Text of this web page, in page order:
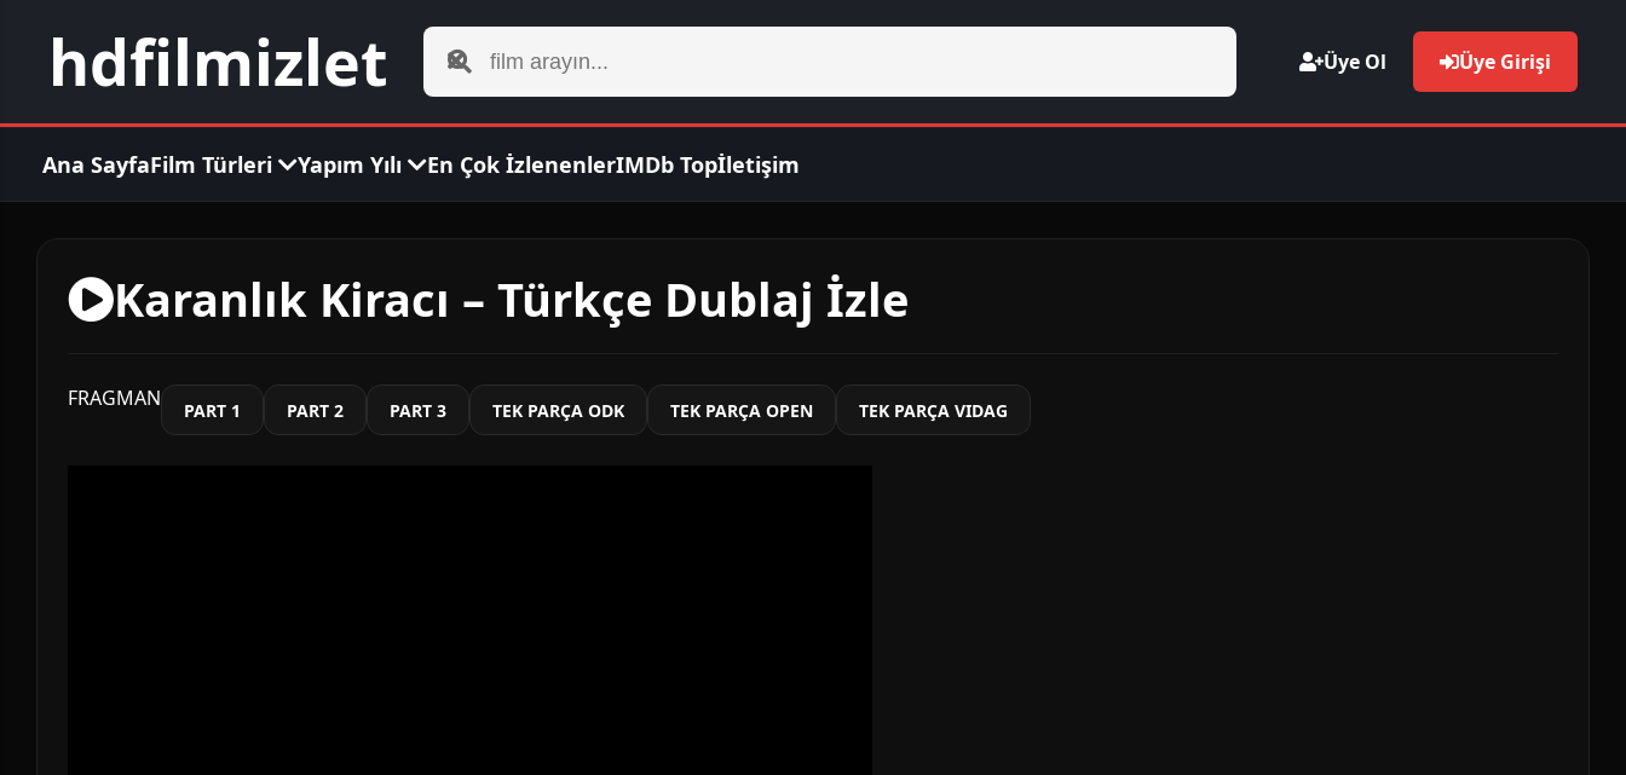
hdfilmizlet Üye Ol Üye Girişi
Ana SayfaFilm Türleri Yapım Yılı En Çok İzlenenlerIMDb Topİletişim
Karanlık Kiracı – Türkçe Dublaj İzle
FRAGMAN PART 1 PART 2 PART 3 TEK PARÇA ODK TEK PARÇA OPEN TEK PARÇA VIDAG